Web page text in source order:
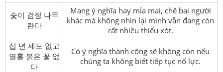
숯이 검정 나무
란다
Mang ý nghĩa hay mỉa mai, chê bai người
khác mà không nhìn lại mình vẫn đang còn
rất nhiều thiếu xót.
십 년 세도 없고
열흘 붉은 꽃 없
다
Có ý nghĩa thành công sẽ không còn nếu
chúng ta không biết tiếp tục nổ lực.